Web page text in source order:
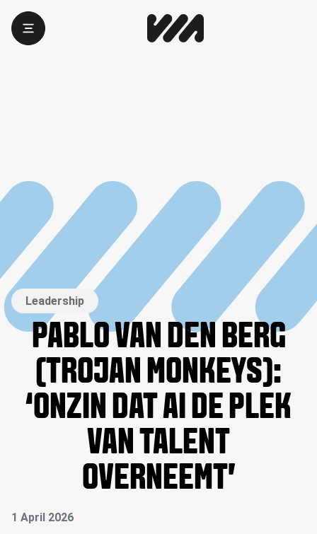
Leadership
PABLO VAN DEN BERG
(TROJAN MONKEYS):
‘ONZIN DAT AI DE PLEK
VAN TALENT
OVERNEEMT’
1 April 2026